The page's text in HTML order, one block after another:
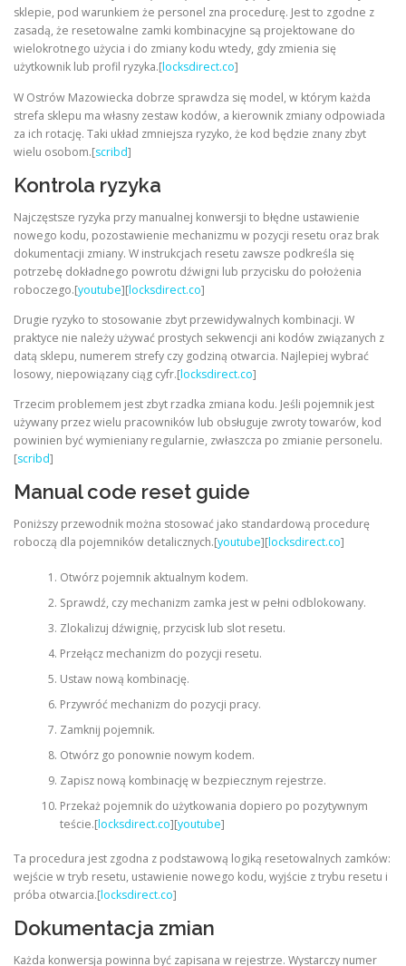
sklepie, pod warunkiem że personel zna procedurę. Jest to zgodne z
zasadą, że resetowalne zamki kombinacyjne są projektowane do
wielokrotnego użycia i do zmiany kodu wtedy, gdy zmienia się
użytkownik lub profil ryzyka.[locksdirect.co]
W Ostrów Mazowiecka dobrze sprawdza się model, w którym każda
strefa sklepu ma własny zestaw kodów, a kierownik zmiany odpowiada
za ich rotację. Taki układ zmniejsza ryzyko, że kod będzie znany zbyt
wielu osobom.[scribd]
Kontrola ryzyka
Najczęstsze ryzyka przy manualnej konwersji to błędne ustawienie
nowego kodu, pozostawienie mechanizmu w pozycji resetu oraz brak
dokumentacji zmiany. W instrukcjach resetu zawsze podkreśla się
potrzebę dokładnego powrotu dźwigni lub przycisku do położenia
roboczego.[youtube][locksdirect.co]
Drugie ryzyko to stosowanie zbyt przewidywalnych kombinacji. W
praktyce nie należy używać prostych sekwencji ani kodów związanych z
datą sklepu, numerem strefy czy godziną otwarcia. Najlepiej wybrać
losowy, niepowiązany ciąg cyfr.[locksdirect.co]
Trzecim problemem jest zbyt rzadka zmiana kodu. Jeśli pojemnik jest
używany przez wielu pracowników lub obsługuje zwroty towarów, kod
powinien być wymieniany regularnie, zwłaszcza po zmianie personelu.
[scribd]
Manual code reset guide
Poniższy przewodnik można stosować jako standardową procedurę
roboczą dla pojemników detalicznych.[youtube][locksdirect.co]
Otwórz pojemnik aktualnym kodem.
Sprawdź, czy mechanizm zamka jest w pełni odblokowany.
Zlokalizuj dźwignię, przycisk lub slot resetu.
Przełącz mechanizm do pozycji resetu.
Ustaw nową kombinację.
Przywróć mechanizm do pozycji pracy.
Zamknij pojemnik.
Otwórz go ponownie nowym kodem.
Zapisz nową kombinację w bezpiecznym rejestrze.
Przekaż pojemnik do użytkowania dopiero po pozytywnym
teście.[locksdirect.co][youtube]
Ta procedura jest zgodna z podstawową logiką resetowalnych zamków:
wejście w tryb resetu, ustawienie nowego kodu, wyjście z trybu resetu i
próba otwarcia.[locksdirect.co]
Dokumentacja zmian
Każda konwersja powinna być zapisana w rejestrze. Wystarczy numer